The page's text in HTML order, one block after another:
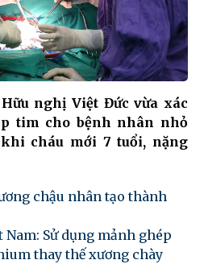
nghị Việt Đức vừa xác
tim cho bệnh nhân nhỏ
cháu mới 7 tuổi, nặng
chậu nhân tạo thành
Sử dụng mảnh ghép
thay thế xương chày